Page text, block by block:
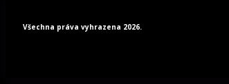
Všechna práva vyhrazena 2026.